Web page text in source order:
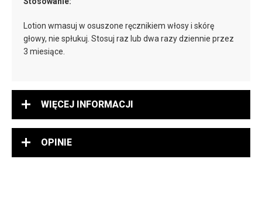
Lotion wmasuj w osuszone ręcznikiem włosy i skórę
głowy, nie spłukuj. Stosuj raz lub dwa razy dziennie przez
3 miesiące.
WIĘCEJ INFORMACJI
OPINIE